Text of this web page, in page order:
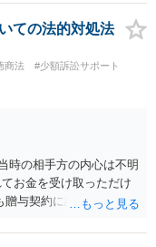
ての法的対処法
商法
#少額訴訟サポート
時の相手方の内心は不明
お金を受け取っただけ
贈与契約に該当すると思
ださい。 ご不安であれ